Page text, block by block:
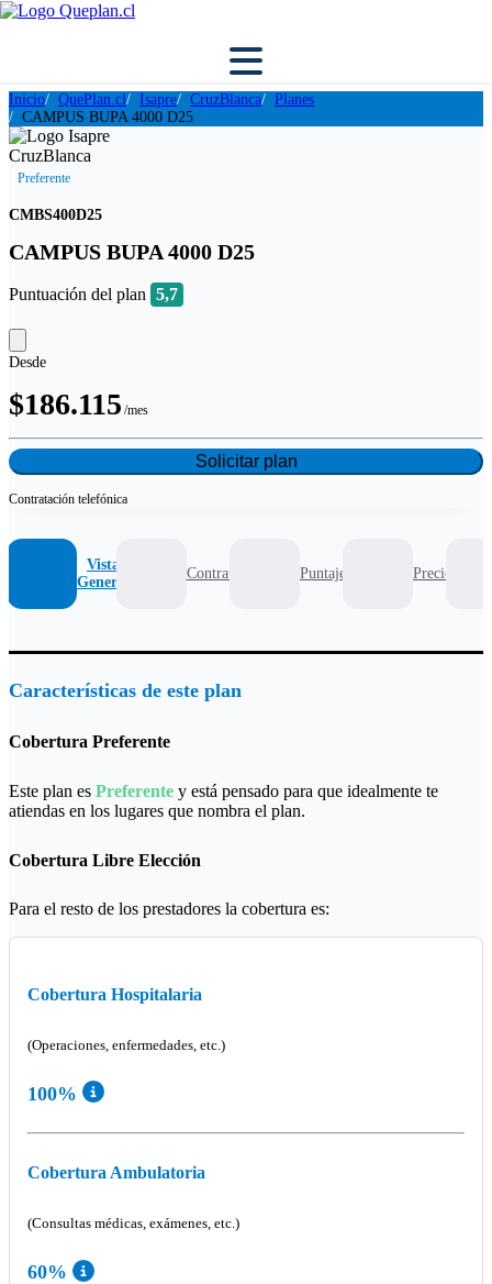
Inicio QuePlan.cl Isapre CruzBlanca
Planes
CAMPUS BUPA 4000 D25
Preferente
CMBS400D25
CAMPUS BUPA 4000 D25
Puntuación del plan 5,7
Desde
$186.115 /mes
Solicitar plan
Contratación telefónica
Vista
General
Contrato Puntaje Precio
Características de este plan
Cobertura Preferente
Este plan es Preferente y está pensado para que idealmente te
atiendas en los lugares que nombra el plan.
Cobertura Libre Elección
Para el resto de los prestadores la cobertura es:
Cobertura Hospitalaria
(Operaciones, enfermedades, etc.)
100%
Cobertura Ambulatoria
(Consultas médicas, exámenes, etc.)
60%